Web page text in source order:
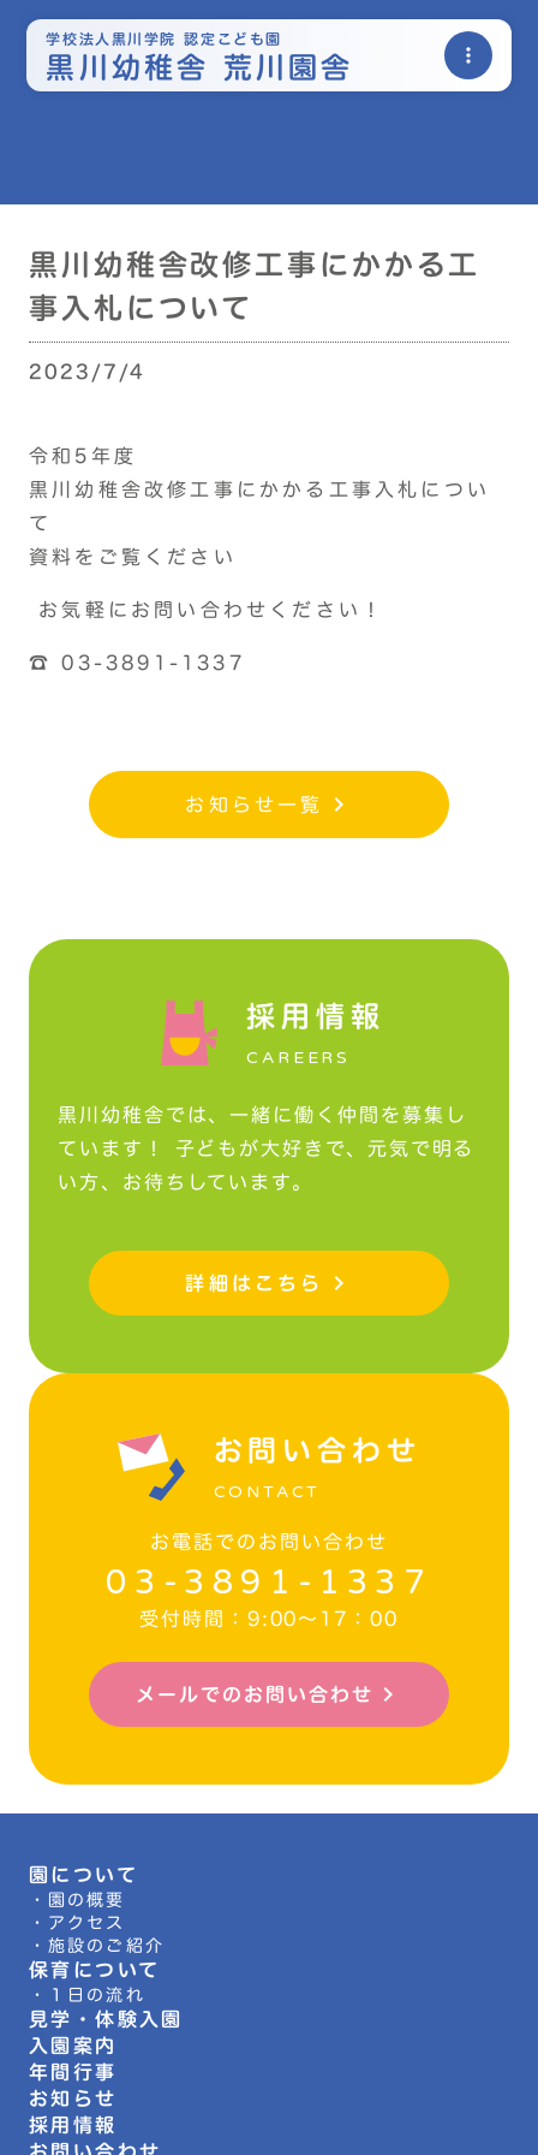
学校法人黒川学院 認定こども園
黒川幼稚舎 荒川園舎 more_vert
黒川幼稚舎改修工事にかかる工
事入札について
2023/7/4
令和5年度
黒川幼稚舎改修工事にかかる工事入札につい
て
資料をご覧ください
お気軽にお問い合わせください！
☎ 03-3891-1337
お知らせ一覧 keyboard_arrow_right
採用情報
CAREERS
黒川幼稚舎では、一緒に働く仲間を募集し
ています！ 子どもが大好きで、元気で明る
い方、お待ちしています。
詳細はこちら keyboard_arrow_right
お問い合わせ
CONTACT
お電話でのお問い合わせ
03-3891-1337
受付時間：9:00～17：00
メールでのお問い合わせ keyboard_arrow_right
園について
・園の概要
・アクセス
・施設のご紹介
保育について
・１日の流れ
見学・体験入園
入園案内
年間行事
お知らせ
採用情報